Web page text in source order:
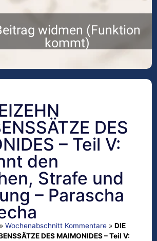
widmen (Funktion
kommt)
DES
– Teil V:
den
Strafe und
– Parascha
» Wochenabschnitt Kommentare » DIE
DES MAIMONIDES – Teil V: